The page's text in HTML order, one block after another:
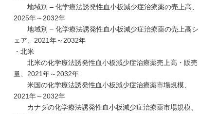
地域別 – 化学療法誘発性血小板減少症治療薬の売上高、
2025年～2032年
地域別 – 化学療法誘発性血小板減少症治療薬の売上高シ
ェア、2021年～2032年
・北米
北米の化学療法誘発性血小板減少症治療薬売上高・販売
量、2021年～2032年
米国の化学療法誘発性血小板減少症治療薬市場規模、
2021年～2032年
カナダの化学療法誘発性血小板減少症治療薬市場規模、